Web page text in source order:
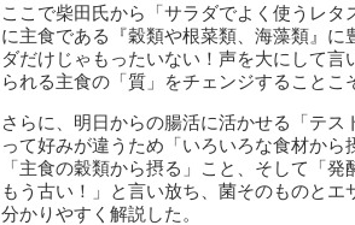
ここで柴田氏から「サラダでよく使うレ
に主食である『穀類や根菜類、海藻類』
ダだけじゃもったいない！声を大にして
られる主食の「質」をチェンジすることこ
さらに、明日からの腸活に活かせる「テ
って好みが違うため「いろいろな食材か
「主食の穀類から摂る」こと、そして「
もう古い！」と言い放ち、菌そのものと
分かりやすく解説した。